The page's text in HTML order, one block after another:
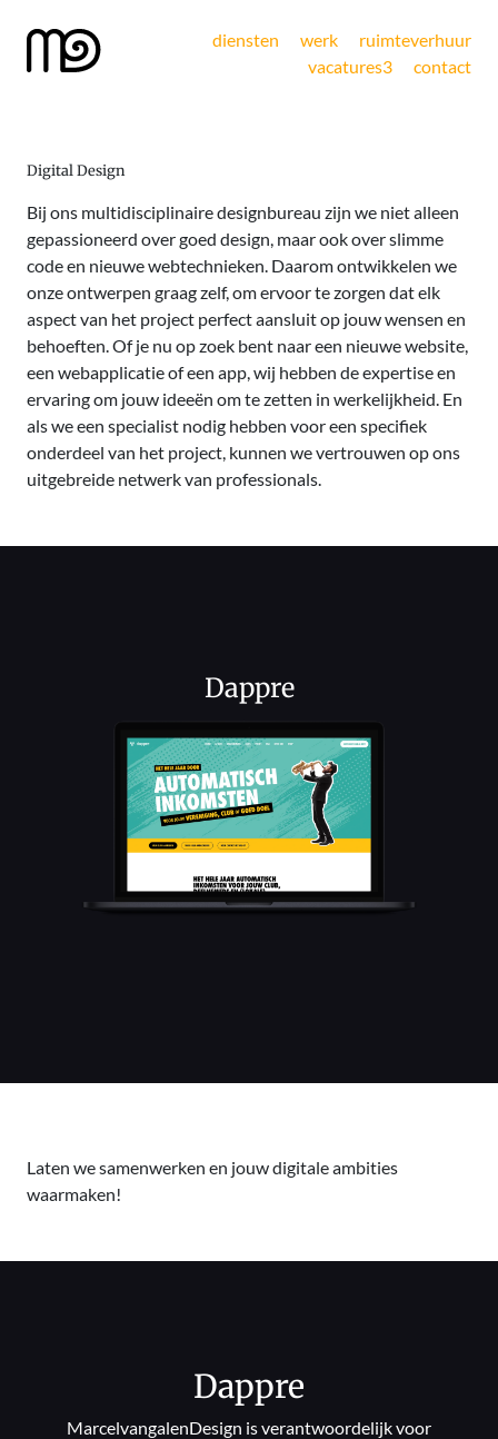
diensten werk
ruimteverhuur
vacatures3 contact
Digital Design
Bij ons multidisciplinaire designbureau zijn we niet alleen
gepassioneerd over goed design, maar ook over slimme
code en nieuwe webtechnieken. Daarom ontwikkelen we
onze ontwerpen graag zelf, om ervoor te zorgen dat elk
aspect van het project perfect aansluit op jouw wensen en
behoeften. Of je nu op zoek bent naar een nieuwe website,
een webapplicatie of een app, wij hebben de expertise en
ervaring om jouw ideeën om te zetten in werkelijkheid. En
als we een specialist nodig hebben voor een specifiek
onderdeel van het project, kunnen we vertrouwen op ons
uitgebreide netwerk van professionals.
Dappre
Laten we samenwerken en jouw digitale ambities
waarmaken!
Dappre
MarcelvangalenDesign is verantwoordelijk voor